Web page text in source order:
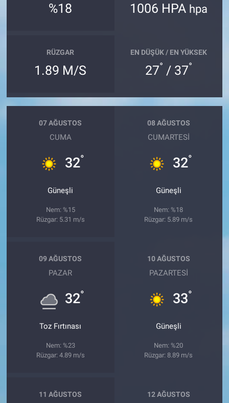
%18 1006 HPA hpa
RÜZGAR
1.89 M/S
EN DÜŞÜK / EN YÜKSEK
27° / 37°
07 AĞUSTOS
CUMA
32°
Güneşli
Nem: %15
Rüzgar: 5.31 m/s
08 AĞUSTOS
CUMARTESI
32°
Güneşli
Nem: %18
Rüzgar: 5.89 m/s
09 AĞUSTOS
PAZAR
32°
Toz Fırtınası
Nem: %23
Rüzgar: 4.89 m/s
10 AĞUSTOS
PAZARTESI
33°
Güneşli
Nem: %20
Rüzgar: 8.89 m/s
11 AĞUSTOS 12 AĞUSTOS